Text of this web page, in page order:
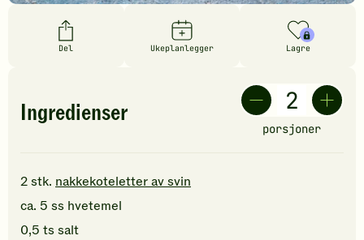
Del Ukeplanlegger Lagre
Ingredienser
porsjoner
2stk. nakkekoteletter av svin
ca. 5 ss hvetemel
0,5 ts salt